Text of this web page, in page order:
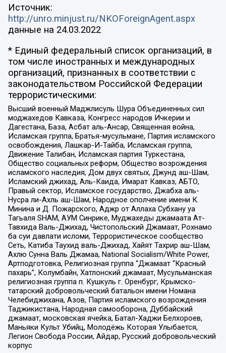
Источник:
http://unro.minjust.ru/NKOForeignAgent.aspx
данные на 24.03.2022
* Единый федеральный список организаций, в
том числе иностранных и международных
организаций, признанных в соответствии с
законодательством Российской Федерации
террористическими:
Высший военный Маджлисуль Шура Объединенных сил
моджахедов Кавказа, Конгресс народов Ичкерии и
Дагестана, База, Асбат аль-Ансар, Священная война,
Исламская группа, Братья-мусульмане, Партия исламского
освобождения, Лашкар-И-Тайба, Исламская группа,
Движение Талибан, Исламская партия Туркестана,
Общество социальных реформ, Общество возрождения
исламского наследия, Дом двух святых, Джунд аш-Шам,
Исламский джихад, Аль-Каида, Имарат Кавказ, АБТО,
Правый сектор, Исламское государство, Джабха аль-
Нусра ли-Ахль аш-Шам, Народное ополчение имени К.
Минина и Д. Пожарского, Аджр от Аллаха Субхану уа
Тагьаля SHAM, АУМ Синрике, Муджахеды джамаата Ат-
Тавхида Валь-Джихад, Чистопольский Джамаат, Рохнамо
ба суи давлати исломи, Террористическое сообщество
Сеть, Катиба Таухид валь-Джихад, Хайят Тахрир аш-Шам,
Ахлю Сунна Валь Джамаа, National Socialism/White Power,
Артподготовка, Религиозная группа “Джамаат “Красный
пахарь”, Колумбайн, Хатлонский джамаат, Мусульманская
религиозная группа п. Кушкуль г. Оренбург, Крымско-
татарский добровольческий батальон имени Номана
Челебиджихана, Азов, Партия исламского возрождения
Таджикистана, Народная самооборона, Дуббайский
джамаат, московская ячейка, Батал-Хаджи Белхороев,
Маньяки Культ Убийц, Молодёжь Которая Улыбается,
Легион Свобода России, Айдар, Русский добровольческий
корпус